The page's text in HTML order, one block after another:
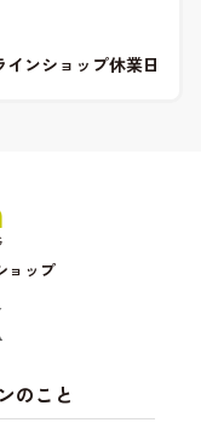
インショップ休業日
ョップ
のこと